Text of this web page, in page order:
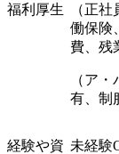
福利厚生 （正
働保険
費、残
（ア
有、制
経験や資 未経験